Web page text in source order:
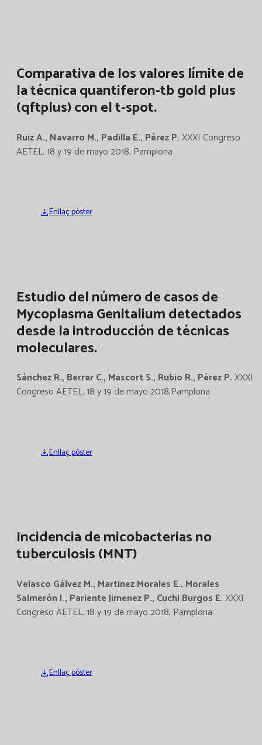
Comparativa de los valores límite de
la técnica quantiferon-tb gold plus
(qftplus) con el t-spot.
Ruiz A., Navarro M., Padilla E., Pérez P.XXXI Congreso
AETEL. 18 y 19 de mayo 2018, Pamplona
Enllaç póster
Estudio del número de casos de
Mycoplasma Genitalium detectados
desde la introducción de técnicas
moleculares.
Sánchez R., Berrar C., Mascort S., Rubio R., Pérez P.XXXI
Congreso AETEL. 18 y 19 de mayo 2018,Pamplona
Enllaç póster
Incidencia de micobacterias no
tuberculosis (MNT)
Velasco Gálvez M., Martinez Morales E., Morales
Salmerón I., Pariente Jimenez P., Cuchi Burgos E.XXXI
Congreso AETEL. 18 y 19 de mayo 2018, Pamplona
Enllaç póster